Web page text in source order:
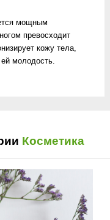
мощным
превосходит
кожу тела,
молодость.
Косметика